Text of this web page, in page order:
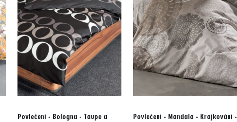
Povlečení - Bologna - Taupe a
Povlečení - Mandala - Krajkování -